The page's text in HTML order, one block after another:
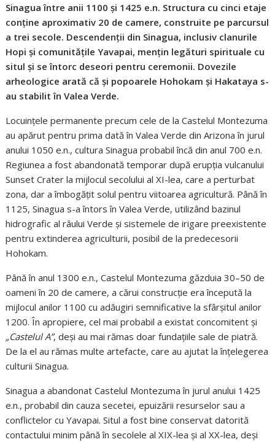
Sinagua între anii 1100 și 1425 e.n. Structura cu cinci etaje
conține aproximativ 20 de camere, construite pe parcursul
a trei secole. Descendenții din Sinagua, inclusiv clanurile
Hopi și comunitățile Yavapai, mențin legături spirituale cu
situl și se întorc deseori pentru ceremonii. Dovezile
arheologice arată că și popoarele Hohokam și Hakataya s-
au stabilit în Valea Verde.
Locuințele permanente precum cele de la Castelul Montezuma
au apărut pentru prima dată în Valea Verde din Arizona în jurul
anului 1050 e.n., cultura Sinagua probabil încă din anul 700 e.n.
Regiunea a fost abandonată temporar după erupția vulcanului
Sunset Crater la mijlocul secolului al XI-lea, care a perturbat
zona, dar a îmbogățit solul pentru viitoarea agricultură. Până în
1125, Sinagua s-a întors în Valea Verde, utilizând bazinul
hidrografic al râului Verde și sistemele de irigare preexistente
pentru extinderea agriculturii, posibil de la predecesorii
Hohokam.
Până în anul 1300 e.n., Castelul Montezuma găzduia 30–50 de
oameni în 20 de camere, a cărui construcție era începută la
mijlocul anilor 1100 cu adăugiri semnificative la sfârșitul anilor
1200. În apropiere, cel mai probabil a existat concomitent și
„Castelul A”, deși au mai rămas doar fundațiile sale de piatră.
De la el au rămas multe artefacte, care au ajutat la înțelegerea
culturii Sinagua.
Sinagua a abandonat Castelul Montezuma în jurul anului 1425
e.n., probabil din cauza secetei, epuizării resurselor sau a
conflictelor cu Yavapai. Situl a fost bine conservat datorită
contactului minim până în secolele al XIX-lea și al XX-lea, deși